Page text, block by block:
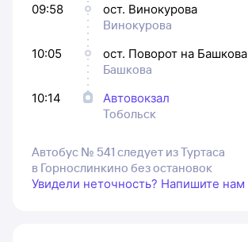
09:58
ост. Винокурова
Винокурова
10:05
ост. Поворот на Башкова
Башкова
10:14
Автовокзал
Тобольск
Автобус № 541 следует из Туртаса
в Горнослинкино без остановок
Увидели неточность? Напишите нам